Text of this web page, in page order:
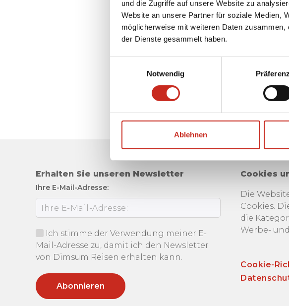
und die Zugriffe auf unsere Website zu
Website an unsere Partner für soziale Medien,
möglicherweise mit weiteren Daten
der Dienste gesammelt haben.
Notwendig
Ablehnen
Erhalten Sie unseren Newsletter
Ihre E-Mail-Adresse:
Ich stimme der Verwendung meiner E-
Mail-Adresse zu, damit ich den Newsletter
von Dimsum Reisen erhalten kann.
Cookies
Die
Cookies.
die
Werbe-
Cookie-